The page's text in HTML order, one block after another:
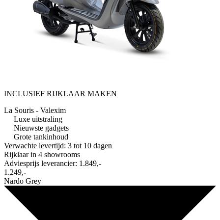
INCLUSIEF RIJKLAAR MAKEN
La Souris - Valexim
Luxe uitstraling
Nieuwste gadgets
Grote tankinhoud
Verwachte levertijd: 3 tot 10 dagen
Rijklaar in 4 showrooms
Adviesprijs leverancier: 1.849,-
1.249,-
Nardo Grey